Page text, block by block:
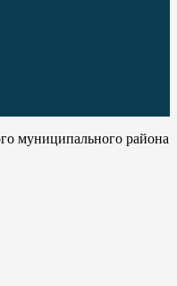
муниципального района